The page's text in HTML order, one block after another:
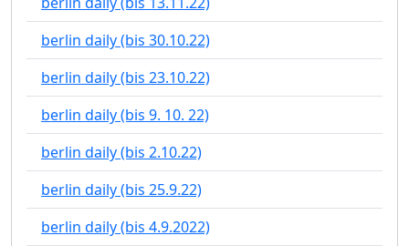
berlin daily (bis 30.10.22)
berlin daily (bis 23.10.22)
berlin daily (bis 9. 10. 22)
berlin daily (bis 2.10.22)
berlin daily (bis 25.9.22)
berlin daily (bis 4.9.2022)